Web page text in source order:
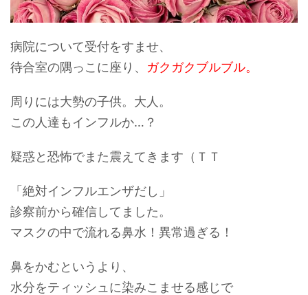
病院について受付をすませ、
待合室の隅っこに座り、 ガクガクブルブル。
周りには大勢の子供。大人。
この人達もインフルか…？
疑惑と恐怖でまた震えてきます（ＴＴ
「絶対インフルエンザだし」
診察前から確信してました。
マスクの中で流れる鼻水！ 異常過ぎる！
鼻をかむというより、
水分をティッシュに染みこませる感じで